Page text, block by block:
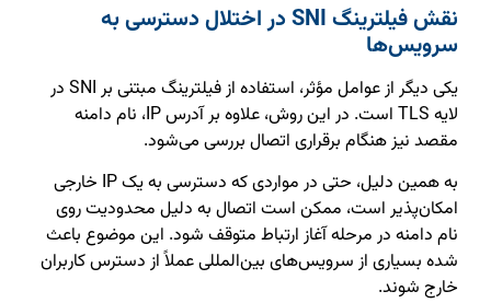
نقش فیلترینگ SNI در اختلال دسترسی به
سرویس‌ها
یکی دیگر از عوامل مؤثر، استفاده از فیلترینگ مبتنی بر SNI در
لایه TLS است. در این روش، علاوه بر آدرس IP، نام دامنه
مقصد نیز هنگام برقراری اتصال بررسی می‌شود.
به همین دلیل، حتی در مواردی که دسترسی به یک IP خارجی
امکان‌پذیر است، ممکن است اتصال به دلیل محدودیت روی
نام دامنه در مرحله آغاز ارتباط متوقف شود. این موضوع باعث
شده بسیاری از سرویس‌های بین‌المللی عملاً از دسترس کاربران
خارج شوند.